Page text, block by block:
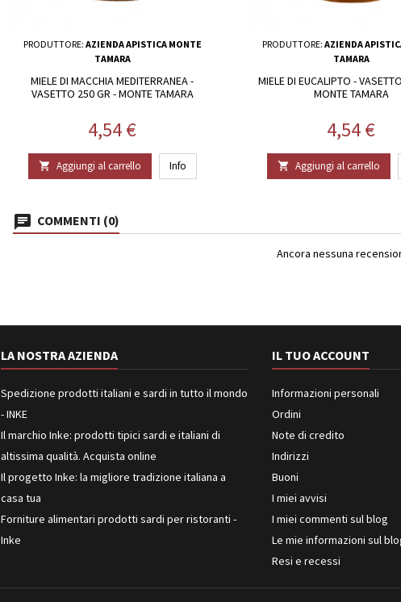
PRODUTTORE: AZIENDA APISTICA MONTE
TAMARA
MIELE DI MACCHIA MEDITERRANEA -
VASETTO 250 GR - MONTE TAMARA
Prezzo
4,54 €
 Aggiungi al carrello Info
PRODUTTORE: AZIENDA
TAMARA
MIELE DI EUCALIPTO -
MONTE TAMARA
Prezzo
4,54 €
 Aggiungi al carrello
COMMENTI (0)
Ancora nessuna
LA NOSTRA AZIENDA
Spedizione prodotti italiani e sardi in tutto il mondo
- INKE
Il marchio Inke: prodotti tipici sardi e italiani di
altissima qualità. Acquista online
Il progetto Inke: la migliore tradizione italiana a
casa tua
Forniture alimentari prodotti sardi per ristoranti -
Inke
IL TUO ACCOUNT
Informazioni personali
Ordini
Note di credito
Indirizzi
Buoni
I miei avvisi
I miei commenti sul blog
Le mie informazioni sul
Resi e recessi